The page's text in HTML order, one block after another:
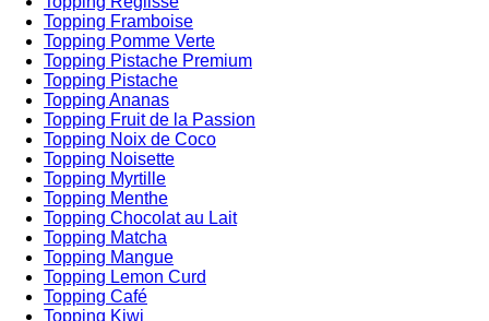
Topping Framboise
Topping Pomme Verte
Topping Pistache Premium
Topping Pistache
Topping Ananas
Topping Fruit de la Passion
Topping Noix de Coco
Topping Noisette
Topping Myrtille
Topping Menthe
Topping Chocolat au Lait
Topping Matcha
Topping Mangue
Topping Lemon Curd
Topping Café
Topping Kiwi